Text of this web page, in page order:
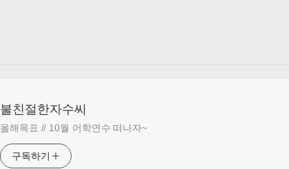
불친절한자수씨
올해목표 // 10월 어학연수 떠나자~
구독하기